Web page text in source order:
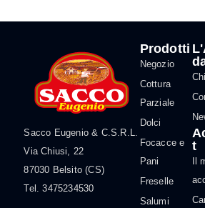
Sacco Eugenio & C.S.R.L.
Via Chiusi, 22
87030 Belsito (CS)
Tel. 3475234530
Prodotti
Negozio
Cottura
Parziale
Dolci
Focacce e
Pani
Freselle
Salumi
t
Il